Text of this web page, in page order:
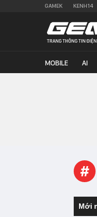
GAMEK KENH14
MOBILE AI
#
Mới